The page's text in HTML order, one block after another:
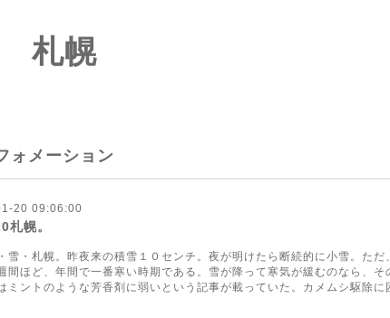
札幌
ォメーション
20 09:06:00
札幌。
雪・札幌。昨夜来の積雪１０センチ。夜が明けたら断続的に小雪。た
間ほど、年間で一番寒い時期である。雪が降って寒気が緩むのなら、
ミントのような芳香剤に弱いという記事が載っていた。カメムシ駆除に